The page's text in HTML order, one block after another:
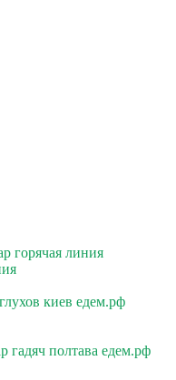
горячая линия
киев едем.рф
гадяч полтава едем.рф